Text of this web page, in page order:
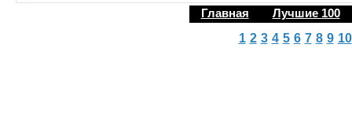
Главная Лучшие 100
1 2 3 4 5 6 7 8 9 10